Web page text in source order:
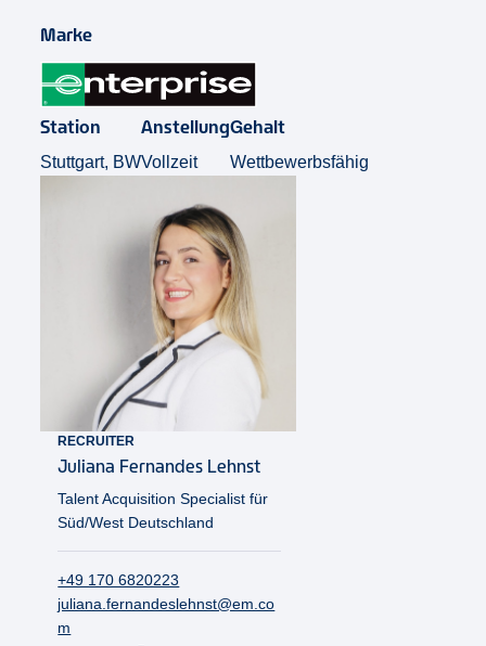
Marke
Station
Stuttgart, BW
Anstellung
Vollzeit
Gehalt
Wettbewerbsfähig
RECRUITER
Juliana Fernandes Lehnst
Talent Acquisition Specialist für
Süd/West Deutschland
+49 170 6820223
juliana.fernandeslehnst@em.co
m